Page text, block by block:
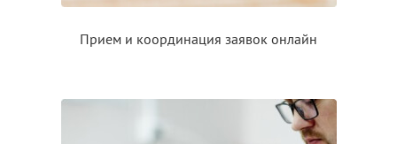
Прием и координация заявок онлайн